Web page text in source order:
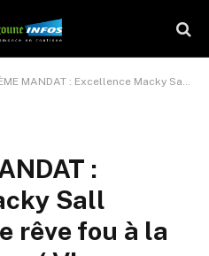
: Excellence Macky Sall abandonnez ce rêve fou à la limite suicidaire. ( Vieux Kemo Goudiaby)
:
Sall
rêve fou à la